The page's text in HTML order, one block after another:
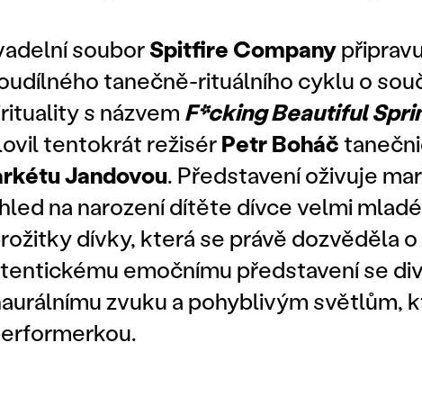
souborSpitfire Company
tanečně-rituálního cyklu o
s názvem F*cking Beautiful
tentokrát režisérPetr Boháč
Jandovou. Představení oživuje
na narození dítěte dívce velmi
dívky, která se právě dozvěděla
emočnímu představení se
zvuku a pohyblivým světlům,